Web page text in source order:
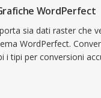
WordPerfect
sia dati raster che
WordPerfect.
i tipi per conversioni